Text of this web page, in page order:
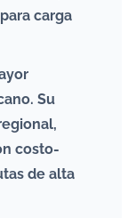
carga
Su
costo-
de alta